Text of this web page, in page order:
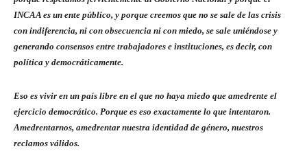
INCAA es un ente público, y porque creemos que no se sale de las crisis
con indiferencia, ni con obsecuencia ni con miedo, se sale uniéndose y
generando consensos entre trabajadores e instituciones, es decir, con
política y democráticamente.
Eso es vivir en un país libre en el que no haya miedo que amedrente el
ejercicio democrático. Porque es eso exactamente lo que intentaron.
Amedrentarnos, amedrentar nuestra identidad de género, nuestros
reclamos válidos.